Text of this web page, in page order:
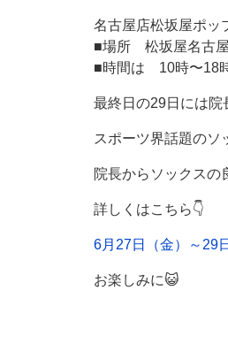
名古屋店松坂屋ポッ
■場所 松坂屋名古
■時間は 10時〜18
最終日の29日には院
スポーツ界話題のソ
院長からソックス
詳しくはこちら👇
6月27日（金）～29
お楽しみに😺